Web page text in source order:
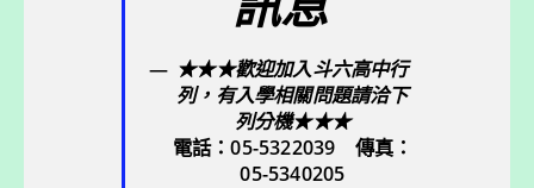
★★★歡迎加入斗六高中行
列，有入學相關問題請洽下
列分機★★★
電話：05-5322039 傳真：
05-5340205